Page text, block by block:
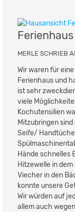
MERLE SCHRIEB
Wir waren für
Ferienhaus und
ist sehr
viele
Kochutensilien
Mitzubringen
Seife/
Hände schnelles
Hitzewelle in
Viecher in den
konnte unsere
Wir würden auf
allem auch